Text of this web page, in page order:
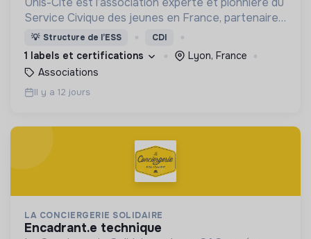
Service Civique des jeunes en France, partenaire
privilégié de l’Etat et des collectivités dans le
déploiement du Service Civique.
💡 Structure de l’ESS CDI
1 labels et certifications
Lyon, France
Associations
Il y a 12 jours
LA CONCIERGERIE SOLIDAIRE
encadrant.e technique